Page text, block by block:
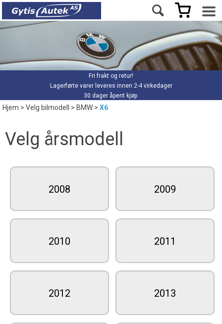
Fri frakt og retur!
Lagerførte varer leveres innen 2-4 virkedager
30 dager åpent kjøp
Hjem>Velg bilmodell >BMW>X6
Velg årsmodell
2008 2009
2010 2011
2012 2013